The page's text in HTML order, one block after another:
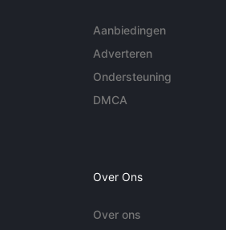
Aanbiedingen
Adverteren
Ondersteuning
DMCA
Over Ons
Over ons